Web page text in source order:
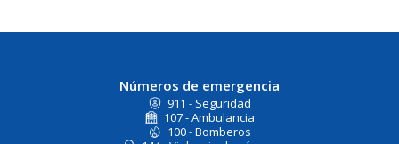
Números de emergencia
911 - Seguridad
107 - Ambulancia
100 - Bomberos